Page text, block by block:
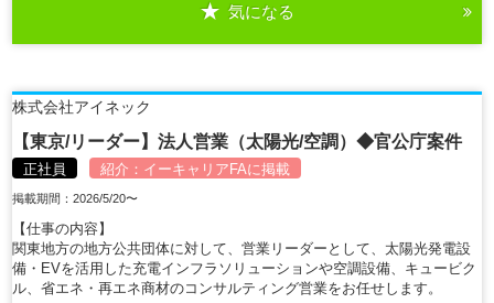
気になる
株式会社アイネック
【東京/リーダー】法人営業（太陽光/空調）◆官公庁案件
正社員 紹介： イーキャリアFAに掲載
掲載期間：2026/5/20〜
【仕事の内容】
関東地方の地方公共団体に対して、営業リーダーとして、太陽光発電設
備・EVを活用した充電インフラソリューションや空調設備、キュービク
ル、省エネ・再エネ商材のコンサルティング営業をお任せします。